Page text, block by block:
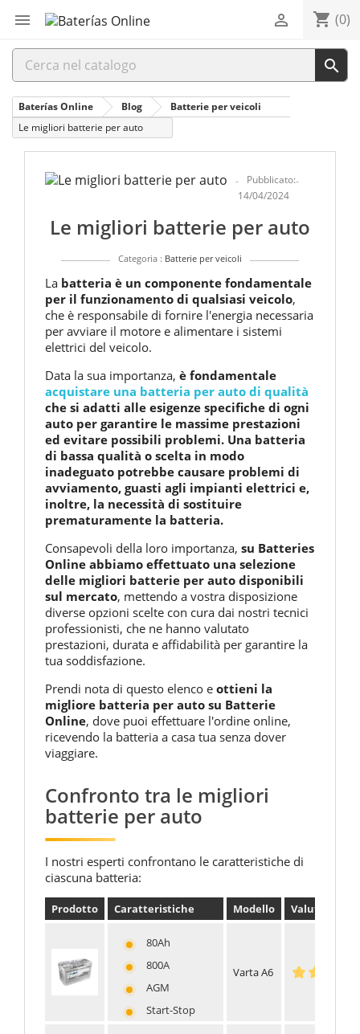
 shopping_cart (0)


Baterías Online Blog
Batterie per veicoli
Le migliori batterie per auto
Pubblicato:
14/04/2024
Le migliori batterie per auto
Categoria : Batterie per veicoli
La batteria è un componente fondamentale
per il funzionamento di qualsiasi veicolo,
che è responsabile di fornire l'energia necessaria
per avviare il motore e alimentare i sistemi
elettrici del veicolo.
Data la sua importanza, è fondamentale
acquistare una batteria per auto di qualità
che si adatti alle esigenze specifiche di ogni
auto per garantire le massime prestazioni
ed evitare possibili problemi. Una batteria
di bassa qualità o scelta in modo
inadeguato potrebbe causare problemi di
avviamento, guasti agli impianti elettrici e,
inoltre, la necessità di sostituire
prematuramente la batteria.
Consapevoli della loro importanza, su Batteries
Online abbiamo effettuato una selezione
delle migliori batterie per auto disponibili
sul mercato, mettendo a vostra disposizione
diverse opzioni scelte con cura dai nostri tecnici
professionisti, che ne hanno valutato
prestazioni, durata e affidabilità per garantire la
tua soddisfazione.
Prendi nota di questo elenco e ottieni la
migliore batteria per auto su Batterie
Online, dove puoi effettuare l'ordine online,
ricevendo la batteria a casa tua senza dover
viaggiare.
Confronto tra le migliori
batterie per auto
I nostri esperti confrontano le caratteristiche di
ciascuna batteria:
Prodotto Caratteristiche Modello Valutazione
80Ah
800A
AGM
Start-Stop
Varta A6